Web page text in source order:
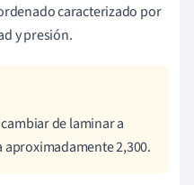
caracterizado por
y presión.
de laminar a
2,300.